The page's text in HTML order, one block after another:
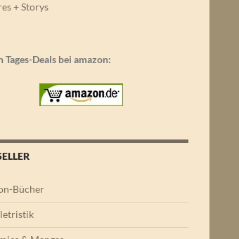
+ Storys
Tages-Deals bei amazon:
Bücher